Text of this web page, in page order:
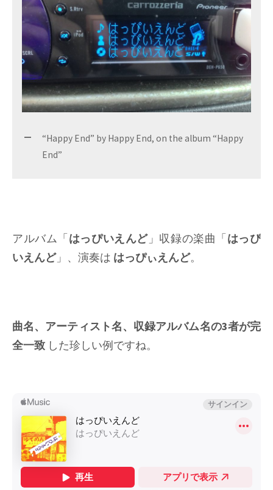
“Happy End” by Happy End, on the album “Happy
End”
アルバム「はっぴいえんど」収録の楽曲「はっぴ
いえんど」、演奏は はっぴぃえんど。
曲名、アーティスト名、収録アルバム名の3者が完
全一致 した珍しい例ですね。